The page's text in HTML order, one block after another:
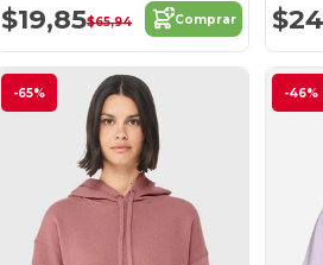
$19,85$65,94 Comprar
-65% -46%